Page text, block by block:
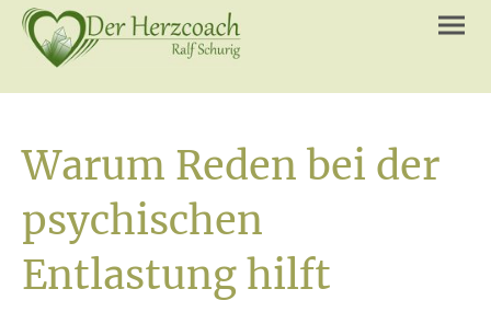
Warum Reden bei der
psychischen
Entlastung hilft